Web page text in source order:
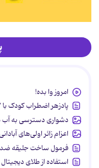
امروز وا بده!
پادزهر اضطراب کودک با ۷ قدم!
دشواری دسترسی به آب
اعزام زائر اولی‌های
فرمول ساخت جلیقه
استفاده از طلای